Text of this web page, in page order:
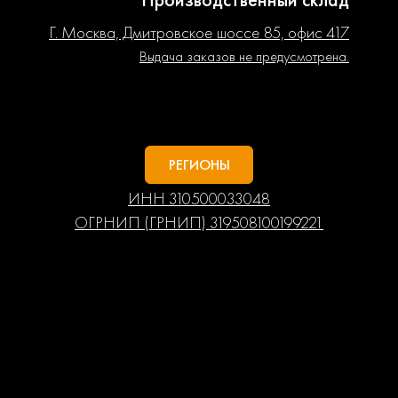
Г. Москва, Дмитровское шоссе 85, офис 417
Выдача заказов не предусмотрена.
РЕГИОНЫ
ИНН 310500033048
ОГРНИП (ГРНИП) 319508100199221